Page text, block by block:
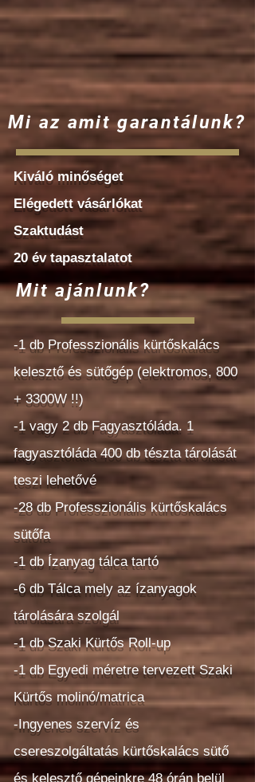
Mi az amit garantálunk?
Kiváló minőséget
Elégedett vásárlókat
Szaktudást
20 év tapasztalatot
Mit ajánlunk?
-1 db Professzionális kürtőskalács
kelesztő és sütőgép (elektromos, 800
+ 3300W !!)
-1 vagy 2 db Fagyasztóláda. 1
fagyasztóláda 400 db tészta tárolását
teszi lehetővé
-28 db Professzionális kürtőskalács
sütőfa
-1 db Ízanyag tálca tartó
-6 db Tálca mely az ízanyagok
tárolására szolgál
-1 db Szaki Kürtős Roll-up
-1 db Egyedi méretre tervezett Szaki
Kürtős molinó/matrica
-Ingyenes szervíz és
csereszolgáltatás kürtőskalács sütő
és kelesztő gépeinkre 48 órán belül